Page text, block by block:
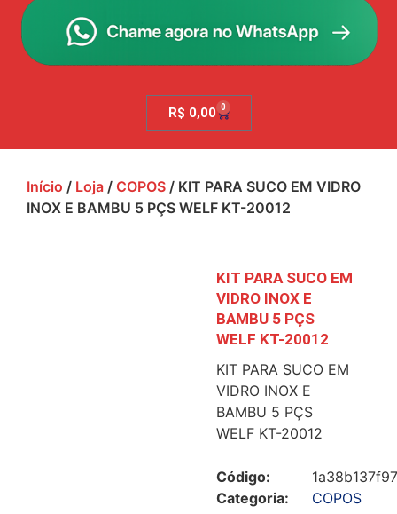
R$ 0,00 0
Início / Loja / COPOS / KIT PARA SUCO EM VIDRO
INOX E BAMBU 5 PÇS WELF KT-20012
KIT PARA SUCO EM
VIDRO INOX E
BAMBU 5 PÇS
WELF KT-20012
KIT PARA SUCO EM
VIDRO INOX E
BAMBU 5 PÇS
WELF KT-20012
Código:
Categoria:
COPOS